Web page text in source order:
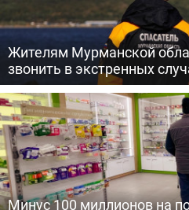
Жителям Мурманской
звонить в экстренных
Минус 100 миллионов на